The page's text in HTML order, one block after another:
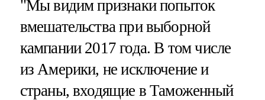
"Мы видим признаки попыток
вмешательства при выборной
кампании 2017 года. В том числе
из Америки, не исключение и
страны, входящие в Таможенный